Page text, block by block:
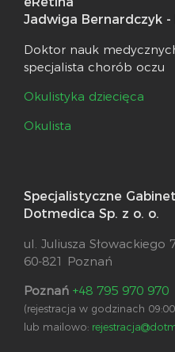
Jadwiga Bernardczyk -
Doktor nauk
specjalista chorób oczu
Okulistyka dziecięca
Okulista
Specjalistyczne
Dotmedica Sp. z o. o.
ul. Juliusza Słowackiego
60-821 Poznań
Poznań +48 795 970 970
(rejestracja w godzinach
lub mailowo: